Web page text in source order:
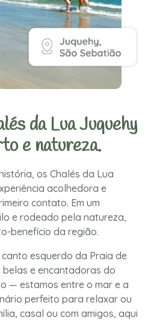
da Lua Juquehy
e natureza.
os Chalés da Lua
acolhedora e
contato. Em um
e rodeado pela natureza,
benefício da região.
esquerdo da Praia de
e encantadoras do
— estamos entre o mar e a
perfeito para relaxar ou
casal ou com amigos, aqui